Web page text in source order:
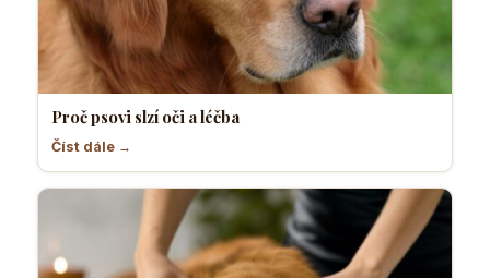
Proč psovi slzí oči a léčba
Číst dále →